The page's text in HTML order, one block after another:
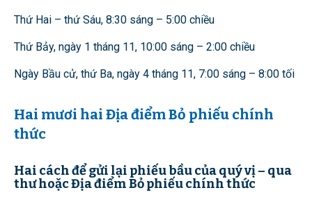
Thứ Hai – thứ Sáu, 8:30 sáng – 5:00 chiều
Thứ Bảy, ngày 1 tháng 11, 10:00 sáng – 2:00 chiều
Ngày Bầu cử, thứ Ba, ngày 4 tháng 11, 7:00 sáng – 8:00 tối
Hai mươi hai Địa điểm Bỏ phiếu chính
thức
Hai cách để gửi lại phiếu bầu của quý vị – qua
thư hoặc Địa điểm Bỏ phiếu chính thức